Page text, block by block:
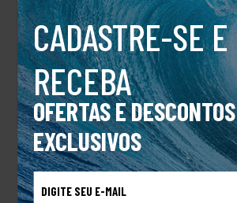
CADASTRE-SE E
RECEBA
OFERTAS E DESCONTOS
EXCLUSIVOS
Por apenas
R$ 32990
IR PARA A LOJA
DESCRIÇÃO